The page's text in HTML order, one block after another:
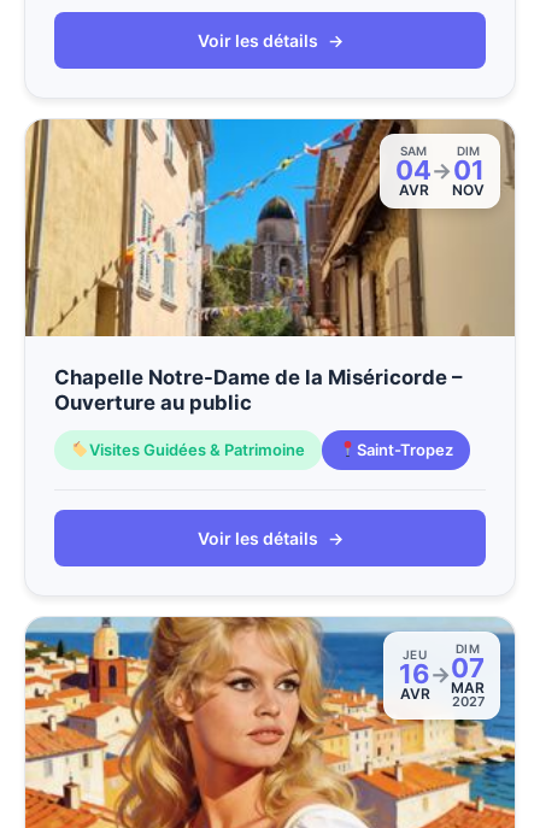
Voir les détails →
SAM
04
AVR
→
DIM
01
NOV
Chapelle Notre-Dame de la Miséricorde –
Ouverture au public
Visites Guidées & Patrimoine Saint-Tropez
Voir les détails →
JEU
16
AVR
→
DIM
07
MAR
2027